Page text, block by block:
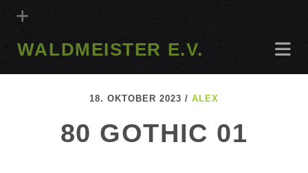
WALDMEISTER E.V.
18. OKTOBER 2023 /ALEX
80 GOTHIC 01